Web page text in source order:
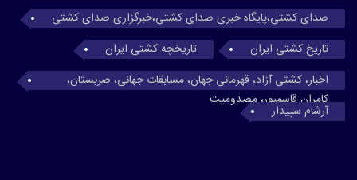
صدای کشتی،پایگاه خبری صدای کشتی،خبرگزاری صدای کشتی
تاریخ کشتی ایران
تاریخچه کشتی ایران
اخبار، کشتی آزاد، قهرمانی جهان، مسابقات جهانی، صربستان،
کامران قاسمپور، مصدومیت
آرشام سپیدار